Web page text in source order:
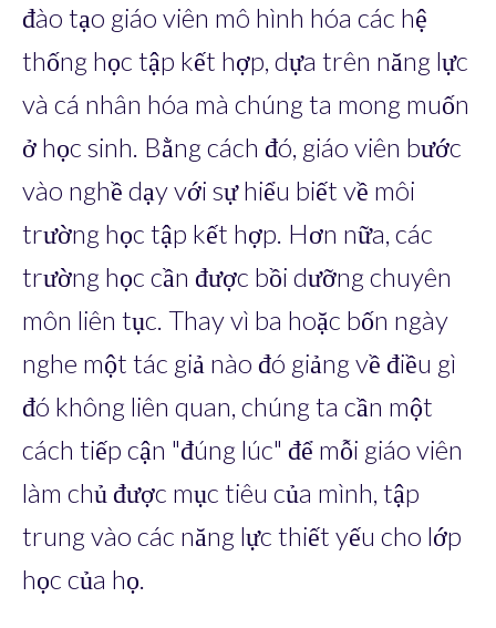
đào tạo giáo viên mô hình hóa các hệ
thống học tập kết hợp, dựa trên năng lực
và cá nhân hóa mà chúng ta mong muốn
ở học sinh. Bằng cách đó, giáo viên bước
vào nghề dạy với sự hiểu biết về môi
trường học tập kết hợp. Hơn nữa, các
trường học cần được bồi dưỡng chuyên
môn liên tục. Thay vì ba hoặc bốn ngày
nghe một tác giả nào đó giảng về điều gì
đó không liên quan, chúng ta cần một
cách tiếp cận "đúng lúc" để mỗi giáo viên
làm chủ được mục tiêu của mình, tập
trung vào các năng lực thiết yếu cho lớp
học của họ.